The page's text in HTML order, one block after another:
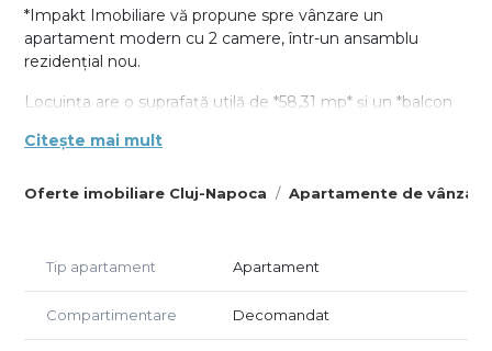
Oferte imobiliare Cluj-Napoca Apartamente de
*Impakt Imobiliare vă propune spre vânzare un
apartament modern cu 2 camere, într-un ansamblu
rezidențial nou.
Locuința are o suprafață utilă de *58,31 mp* și un *balcon
beneficiază de loc de parcare cu CF in subsolul blocului,
- baie spațioasă cu cadă
- dressing de 3 mp
- dormitor luminos de 15,49 mp
Citește mai mult
Tip apartament Apartament
Compartimentare Decomandat